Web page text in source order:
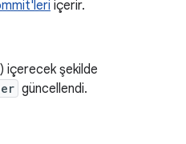
içerir.
) içerecek şekilde
güncellendi.